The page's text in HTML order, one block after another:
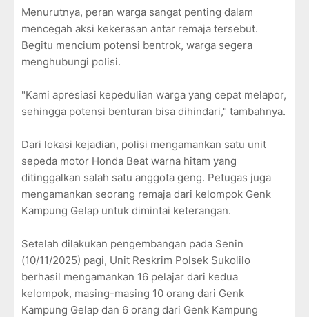
Menurutnya, peran warga sangat penting dalam
mencegah aksi kekerasan antar remaja tersebut.
Begitu mencium potensi bentrok, warga segera
menghubungi polisi.
"Kami apresiasi kepedulian warga yang cepat melapor,
sehingga potensi benturan bisa dihindari," tambahnya.
Dari lokasi kejadian, polisi mengamankan satu unit
sepeda motor Honda Beat warna hitam yang
ditinggalkan salah satu anggota geng. Petugas juga
mengamankan seorang remaja dari kelompok Genk
Kampung Gelap untuk dimintai keterangan.
Setelah dilakukan pengembangan pada Senin
(10/11/2025) pagi, Unit Reskrim Polsek Sukolilo
berhasil mengamankan 16 pelajar dari kedua
kelompok, masing-masing 10 orang dari Genk
Kampung Gelap dan 6 orang dari Genk Kampung